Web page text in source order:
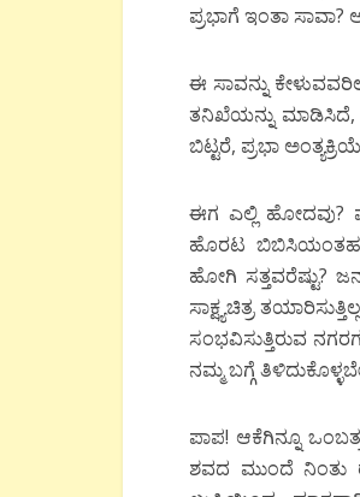
ಪ್ರಭಾಗೆ ಇಂತಾ
ಈ ಸಾವನ್ನು
ತನಿಖೆಯನ್ನು ಮಾಡಿಸಿದೆ,
ಬಿಟ್ಟರೆ, ಪ್ರಭಾ
ಈಗ ಎಲ್ಲಿ ಹೋದವು?
ಹೊರಟ ಬಿಬಿಸಿಯಂತಹ
ಹೋಗಿ ಸತ್ತವರೆಷ್ಟು?
ಸಾಕ್ಷ್ಯಚಿತ್ರ
ಸಂಭವಿಸುತ್ತಿರುವ
ನಮ್ಮ ಬಗ್ಗೆ
ಪಾಪ! ಆಕೆಗಿನ್ನೂ
ಶವದ ಮುಂದೆ ನಿಂತು